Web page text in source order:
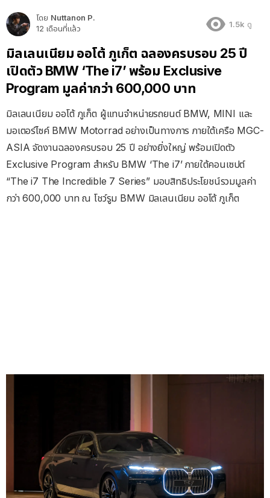
โดย Nuttanon P.
12 เดือนที่แล้ว
1.5k ดู
มิลเลนเนียม ออโต้ ภูเก็ต ฉลองครบรอบ 25 ปี
เปิดตัว BMW ‘The i7’ พร้อม Exclusive
Program มูลค่ากว่า 600,000 บาท
มิลเลนเนียม ออโต้ ภูเก็ต ผู้แทนจำหน่ายรถยนต์ BMW, MINI และ
มอเตอร์ไซค์ BMW Motorrad อย่างเป็นทางการ ภายใต้เครือ MGC-
ASIA จัดงานฉลองครบรอบ 25 ปี อย่างยิ่งใหญ่ พร้อมเปิดตัว
Exclusive Program สำหรับ BMW ‘The i7’ ภายใต้คอนเซปต์
“The i7 The Incredible 7 Series” มอบสิทธิประโยชน์รวมมูลค่า
กว่า 600,000 บาท ณ โชว์รูม BMW มิลเลนเนียม ออโต้ ภูเก็ต